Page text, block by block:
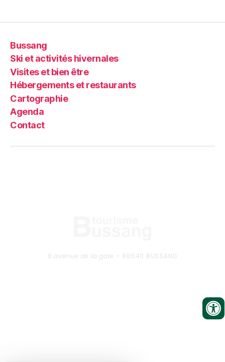
Bussang
Ski et activités hivernales
Visites et bien être
Hébergements et restaurants
Cartographie
Agenda
Contact
8 avenue de la gare – 88540 BUSSANG